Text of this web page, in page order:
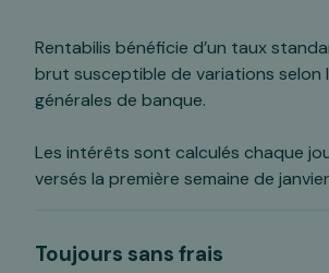
Rentabilis bénéficie d’un taux
brut susceptible de variations selon
générales de banque.
Les intérêts sont calculés chaque
versés la première semaine de
Toujours sans frais